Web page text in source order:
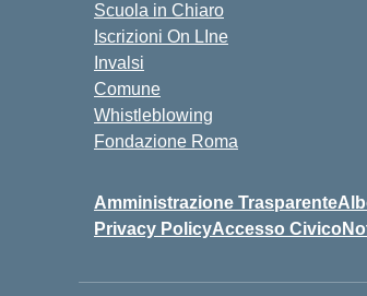
Scuola in Chiaro
Iscrizioni On LIne
Invalsi
Comune
Whistleblowing
Fondazione Roma
Amministrazione Trasparente
Privacy PolicyAccesso Civico